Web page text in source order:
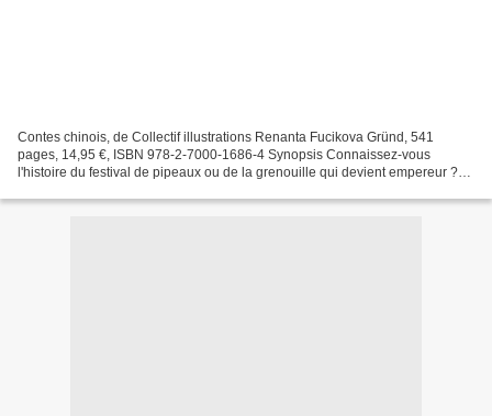
Contes chinois, de Collectif illustrations Renanta Fucikova Gründ, 541
pages, 14,95 €, ISBN 978-2-7000-1686-4 Synopsis Connaissez-vous
l'histoire du festival de pipeaux ou de la grenouille qui devient empereur ?